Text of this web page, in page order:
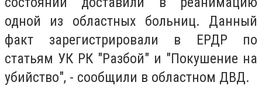
одной из областных больниц. Данный
факт зарегистрировали в ЕРДР по
статьям УК РК "Разбой" и "Покушение на
убийство", - сообщили в областном ДВД.